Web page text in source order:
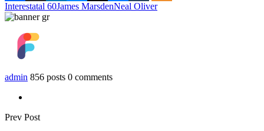
Interestatal 60James MarsdenNeal Oliver
admin 856 posts 0 comments
Prev Post